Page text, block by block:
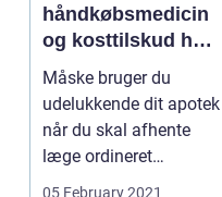
håndkøbsmedicin
og kosttilskud hos
dit lokale apotek
Måske bruger du
udelukkende dit apotek
når du skal afhente
læge ordineret
medicin....
05 February 2021